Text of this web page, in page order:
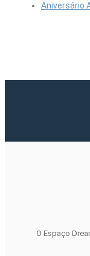
Aniversário
O Espaço